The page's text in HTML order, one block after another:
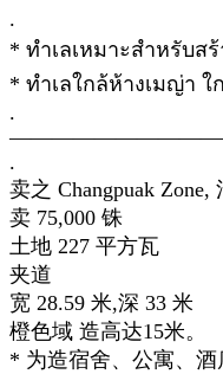
.
* ทำเลเหมาะสำหรับส
* ทำเลใกล้ห้างเมญ่า
.
.
卖之 Changpuak Zone,
卖 75,000 铢
土地 227 平方瓦
夹道
宽 28.59 米,深 33 米
橙色域 造高达15米。
* 为造宿舍、公寓、